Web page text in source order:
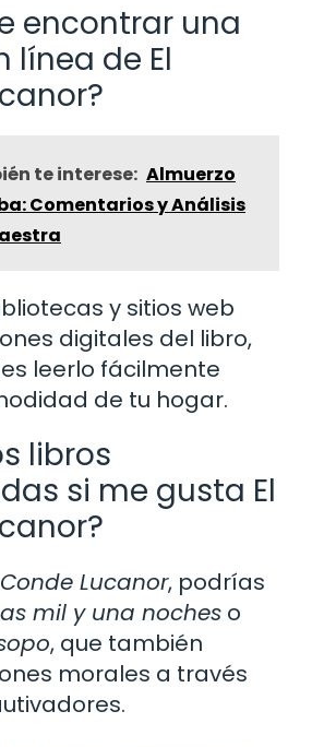
encontrar una
línea de El
te interese: Almuerzo
Comentarios y Análisis
y sitios web
digitales del libro,
leerlo fácilmente
de tu hogar.
libros
si me gusta El
Lucanor, podrías
mil y una noches o
, que también
morales a través